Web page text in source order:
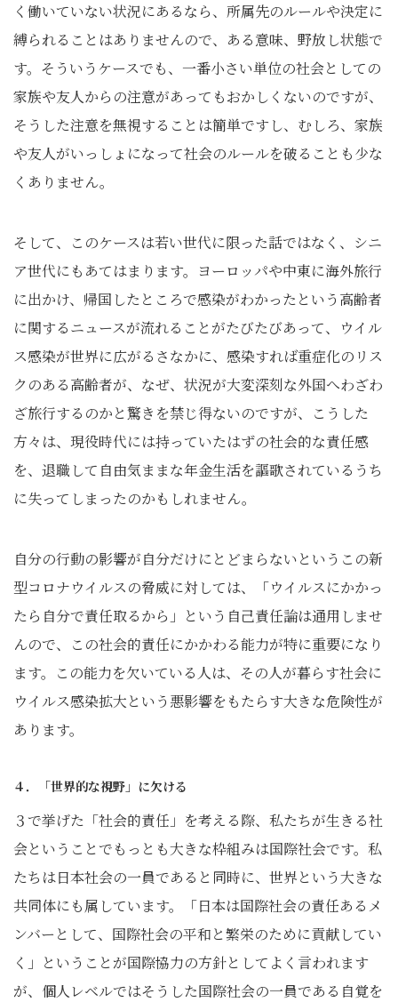
く働いていない状況にあるなら、所属先のルールや決定に
縛られることはありませんので、ある意味、野放し状態で
す。そういうケースでも、一番小さい単位の社会としての
家族や友人からの注意があってもおかしくないのですが、
そうした注意を無視することは簡単ですし、むしろ、家族
や友人がいっしょになって社会のルールを破ることも少な
くありません。
そして、このケースは若い世代に限った話ではなく、シニ
ア世代にもあてはまります。ヨーロッパや中東に海外旅行
に出かけ、帰国したところで感染がわかったという高齢者
に関するニュースが流れることがたびたびあって、ウイル
ス感染が世界に広がるさなかに、感染すれば重症化のリス
クのある高齢者が、なぜ、状況が大変深刻な外国へわざわ
ざ旅行するのかと驚きを禁じ得ないのですが、こうした
方々は、現役時代には持っていたはずの社会的な責任感
を、退職して自由気ままな年金生活を謳歌されているうち
に失ってしまったのかもしれません。
自分の行動の影響が自分だけにとどまらないというこの新
型コロナウイルスの脅威に対しては、「ウイルスにかかっ
たら自分で責任取るから」という自己責任論は通用しませ
んので、この社会的責任にかかわる能力が特に重要になり
ます。この能力を欠いている人は、その人が暮らす社会に
ウイルス感染拡大という悪影響をもたらす大きな危険性が
あります。
４．「世界的な視野」に欠ける
３で挙げた「社会的責任」を考える際、私たちが生きる社
会ということでもっとも大きな枠組みは国際社会です。私
たちは日本社会の一員であると同時に、世界という大きな
共同体にも属しています。「日本は国際社会の責任あるメ
ンバーとして、国際社会の平和と繁栄のために貢献してい
く」ということが国際協力の方針としてよく言われます
が、個人レベルではそうした国際社会の一員である自覚を